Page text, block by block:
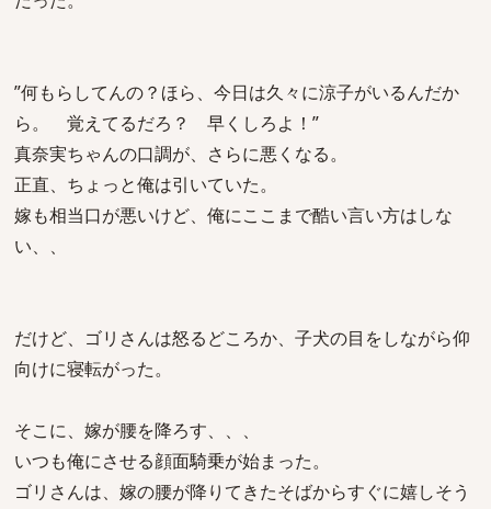
”何もらしてんの？ほら、今日は久々に涼子がいるんだか
ら。 覚えてるだろ？ 早くしろよ！”
真奈実ちゃんの口調が、さらに悪くなる。
正直、ちょっと俺は引いていた。
嫁も相当口が悪いけど、俺にここまで酷い言い方はしな
い、、
だけど、ゴリさんは怒るどころか、子犬の目をしながら仰
向けに寝転がった。
そこに、嫁が腰を降ろす、、、
いつも俺にさせる顔面騎乗が始まった。
ゴリさんは、嫁の腰が降りてきたそばからすぐに嬉しそう